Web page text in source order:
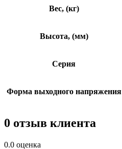
Вес, (кг)
Высота, (мм)
Серия
Форма выходного напряжения
0 отзыв клиента
0.0 оценка